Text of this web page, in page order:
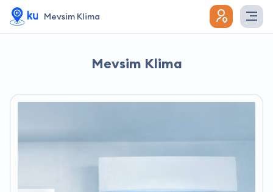
Mevsim Klima
Mevsim Klima